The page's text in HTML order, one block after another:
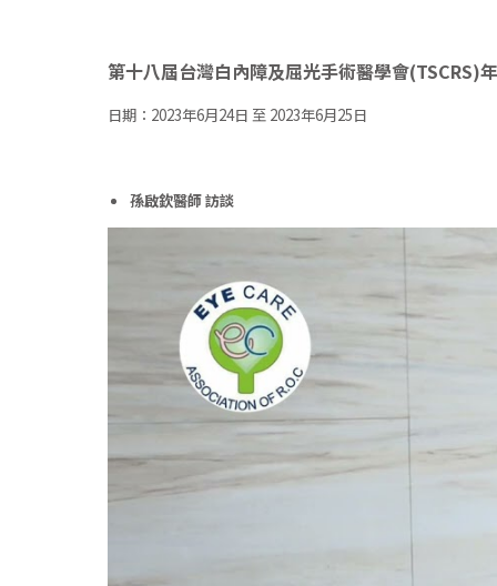
第十八屆台灣白內障及屈光手術醫學會(TSCRS)
日期：2023年6月24日 至 2023年6月25日
孫啟欽醫師 訪談